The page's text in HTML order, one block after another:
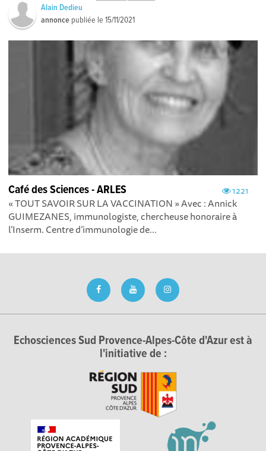
Alain Dedieu
annonce publiée le15/11/2021
1221
Café des Sciences - ARLES
« TOUT SAVOIR SUR LA VACCINATION » Avec : Annick
GUIMEZANES, immunologiste, chercheuse honoraire à
l’Inserm. Centre d’immunologie de...
Echosciences Sud Provence-Alpes-Côte d'Azur est à
l'initiative de :